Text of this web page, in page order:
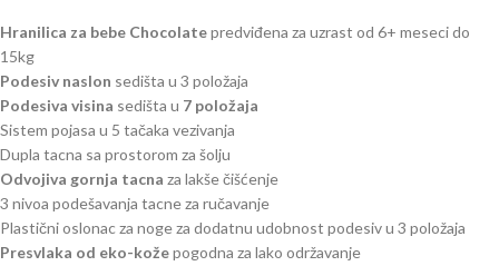
Hranilica za bebe Chocolatepredviđena za uzrast od 6+ meseci do
15kg
Podesiv naslon sedišta u 3 položaja
Podesiva visina sedišta u 7 položaja
Sistem pojasa u 5 tačaka vezivanja
Dupla tacna sa prostorom za šolju
Odvojiva gornja tacna za lakše čišćenje
3 nivoa podešavanja tacne za ručavanje
Plastični oslonac za noge za dodatnu udobnost podesiv u 3 položaja
Presvlaka od eko-kožepogodna za lako održavanje